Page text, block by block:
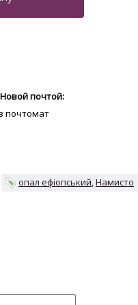
почтой:
почтомат
опал ефіопський Намисто